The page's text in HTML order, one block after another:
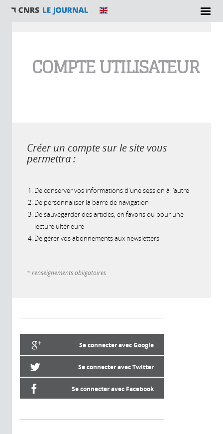
COMPTE UTILISATEUR
Créer un compte sur le site vous
permettra :
De conserver vos informations d'une session à l'autre
De personnaliser la barre de navigation
De sauvegarder des articles, en favoris ou pour une
lecture ultérieure
De gérer vos abonnements aux newsletters
* renseignements obligatoires
Se connecter avec Google
Se connecter avec Twitter
Se connecter avec Facebook